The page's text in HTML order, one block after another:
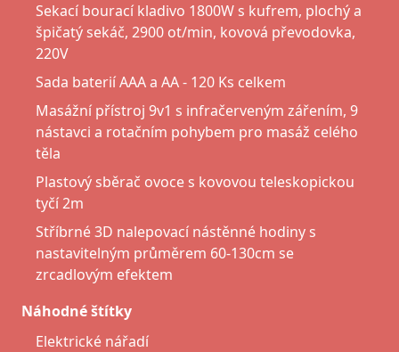
Sekací bourací kladivo 1800W s kufrem, plochý a
špičatý sekáč, 2900 ot/min, kovová převodovka,
220V
Sada baterií AAA a AA - 120 Ks celkem
Masážní přístroj 9v1 s infračerveným zářením, 9
nástavci a rotačním pohybem pro masáž celého
těla
Plastový sběrač ovoce s kovovou teleskopickou
tyčí 2m
Stříbrné 3D nalepovací nástěnné hodiny s
nastavitelným průměrem 60-130cm se
zrcadlovým efektem
Náhodné štítky
Elektrické nářadí